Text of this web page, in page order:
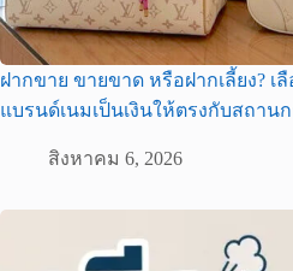
ฝากขาย ขายขาด หรือฝากเลี้ยง? เ
แบรนด์เนมเป็นเงินให้ตรงกับสถาน
สิงหาคม 6, 2026